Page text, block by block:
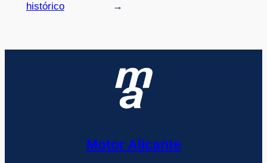
histórico
→
Motor Alicante